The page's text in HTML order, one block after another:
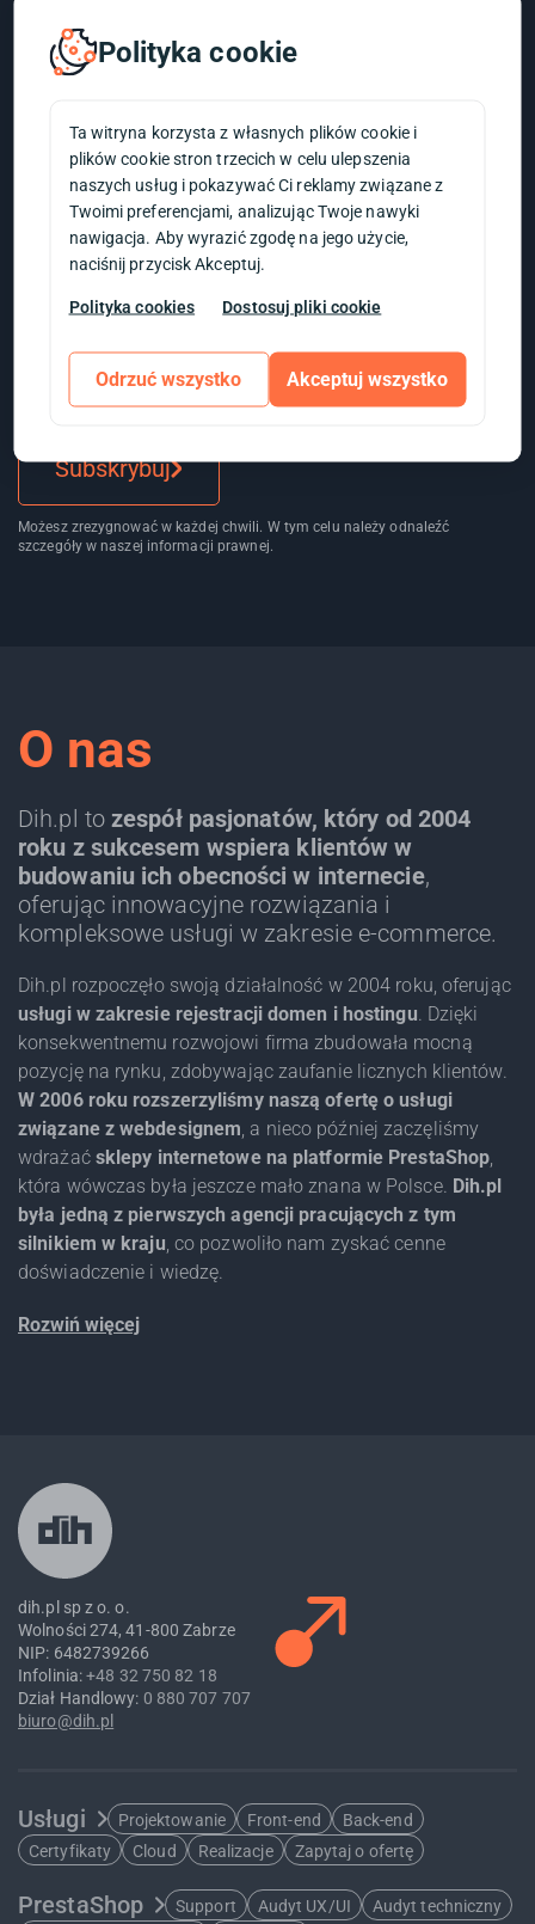
Zapisz się do naszego newslettera, aby
otrzymywać ekskluzywne porady, najnowsze
trendy i wyjątkowe oferty
rozwoju Twojego biznesu!
Subskrybuj
Możesz zrezygnować w każdej chwili. W tym celu należy odnaleźć
szczegóły w naszej informacji prawnej.
O nas
Dih.pl to zespół pasjonatów, który od 2004
roku z sukcesem wspiera klientów w
budowaniu ich obecności w internecie,
oferując innowacyjne rozwiązania i
kompleksowe usługi w zakresie e-commerce.
Dih.pl rozpoczęło swoją działalność w 2004 roku, oferując
usługi w zakresie rejestracji domen i hostingu. Dzięki
konsekwentnemu rozwojowi firma zbudowała mocną
pozycję na rynku, zdobywając zaufanie licznych klientów.
W 2006 roku rozszerzyliśmy naszą ofertę o usługi
związane z webdesignem, a nieco później zaczęliśmy
wdrażać sklepy internetowe na platformie PrestaShop,
która wówczas była jeszcze mało znana w Polsce. Dih.pl
była jedną z pierwszych agencji pracujących z tym
silnikiem w kraju, co pozwoliło nam zyskać cenne
doświadczenie i wiedzę.
Rozwiń więcej
dih.pl sp z o. o.
Wolności 274, 41-800 Zabrze
NIP: 6482739266
Infolinia:+48 32 750 82 18
Dział Handlowy: 0 880 707 707
biuro@dih.pl
Usługi Projektowanie Front-end
Back-end
Certyfikaty
Cloud Realizacje Zapytaj o ofertę
PrestaShop Support Audyt UX/UI Audyt techniczny
Polityka cookie
Ta witryna korzysta z własnych plików cookie i
plików cookie stron trzecich w celu ulepszenia
naszych usług i pokazywać Ci reklamy związane z
Twoimi preferencjami, analizując Twoje nawyki
nawigacja. Aby wyrazić zgodę na jego użycie,
naciśnij przycisk Akceptuj.
Polityka cookies Dostosuj pliki cookie
Odrzuć wszystko Akceptuj wszystko